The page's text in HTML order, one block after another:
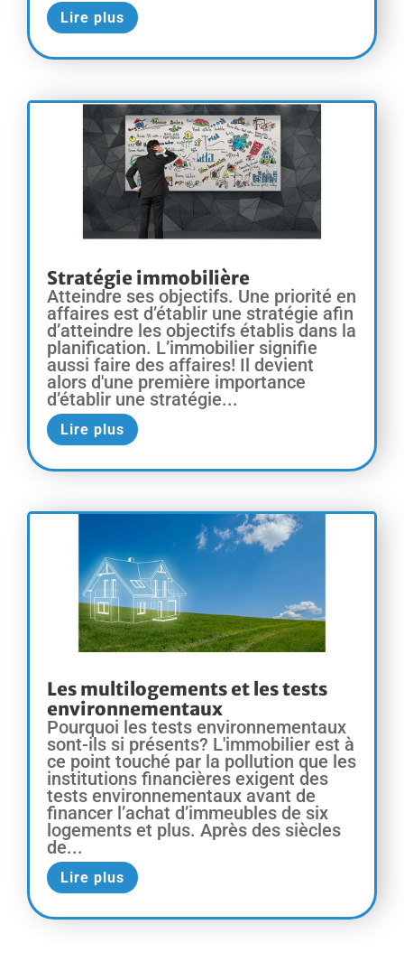
Lire plus
Stratégie immobilière
Atteindre ses objectifs. Une priorité en
affaires est d’établir une stratégie afin
d’atteindre les objectifs établis dans la
planification. L’immobilier signifie
aussi faire des affaires! Il devient
alors d'une première importance
d’établir une stratégie...
Lire plus
Les multilogements et les tests
environnementaux
Pourquoi les tests environnementaux
sont-ils si présents? L'immobilier est à
ce point touché par la pollution que les
institutions financières exigent des
tests environnementaux avant de
financer l’achat d’immeubles de six
logements et plus. Après des siècles
de...
Lire plus